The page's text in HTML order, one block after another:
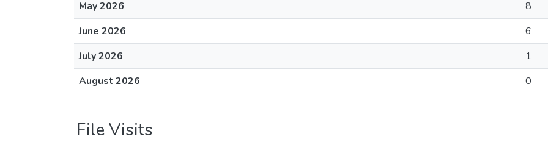
May 2026
8
June 2026
6
July 2026
1
August 2026
0
File Visits